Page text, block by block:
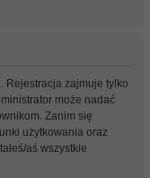
Rejestracja zajmuje tylko
może nadać
Zanim się
użytkowania oraz
aś wszystkie